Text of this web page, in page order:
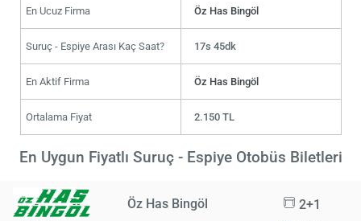
En Ucuz Firma Öz Has Bingöl
Suruç - Espiye Arası Kaç Saat? 17s 45dk
En Aktif Firma Öz Has Bingöl
Ortalama Fiyat 2.150 TL
En Uygun Fiyatlı Suruç - Espiye Otobüs Biletleri
Öz Has Bingöl 2+1